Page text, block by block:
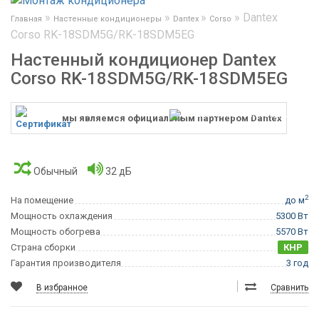
Главная » Настенные кондиционеры » Dantex » Corso » Dantex
Corso RK-18SDM5G/RK-18SDM5EG
Настенный кондиционер Dantex
Corso RK-18SDM5G/RK-18SDM5EG
мы являемся официальным партнером Dantex
Обычный 32 дБ
На помещение до м2
Мощность охлаждения
5300 Вт
Мощность обогрева
5570 Вт
Страна сборки
КНР
Гарантия производителя
3 год
В избранное Сравнить